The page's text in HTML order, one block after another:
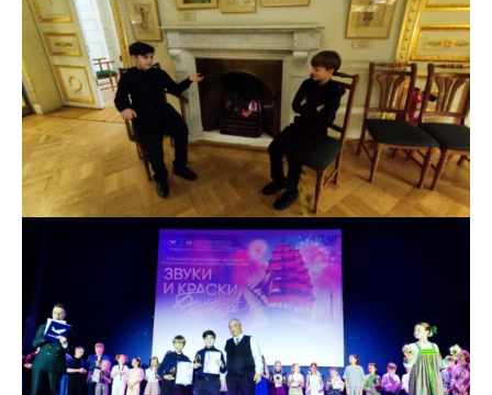
Вакантные места для приема (перевода)
обучающихся
Международное сотрудничество
Педагогический состав
Информационная безопасность
История школы
Дистанционное обучение
Организация питания в образовательной
Обратная связь